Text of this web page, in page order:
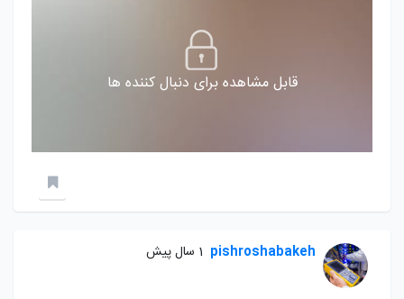
قابل مشاهده برای دنبال کننده ها
pishroshabakeh 1 سال پیش